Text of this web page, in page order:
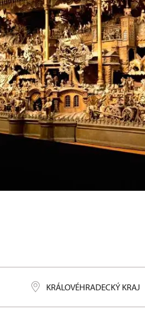
KRÁLOVÉHRADECKÝ KRAJ